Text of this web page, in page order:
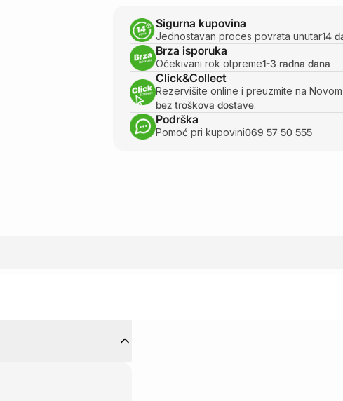
Sigurna kupovina
Jednostavan proces povrata unutar14
Brza isporuka
Očekivani rok otpreme1-3 radna dana
Click&Collect
Rezervišite online i preuzmite na
bez troškova dostave.
Podrška
Pomoć pri kupovini069 57 50 555